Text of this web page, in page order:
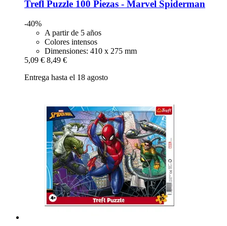
Trefl Puzzle 100 Piezas -​ Marvel Spiderman
-40%
A partir de 5 años
Colores intensos
Dimensiones: 410 x 275 mm
5,09 € 8,49 €
Entrega hasta el 18 agosto